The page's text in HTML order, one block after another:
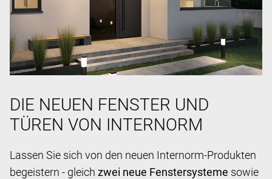
DIE NEUEN FENSTER UND
TÜREN VON INTERNORM
Lassen Sie sich von den neuen Internorm-Produkten
begeistern - gleich zwei neue Fenstersysteme sowie